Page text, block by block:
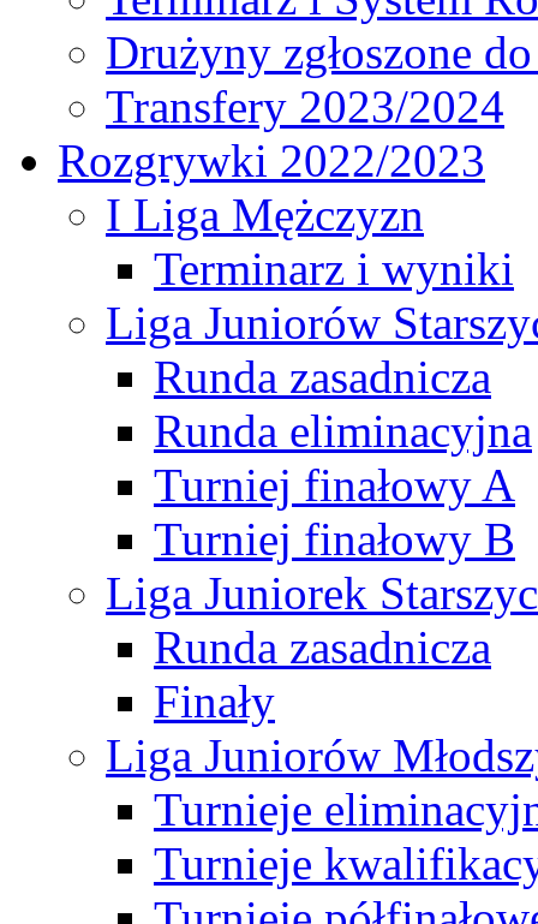
Drużyny zgłoszone
Transfery 2023/2024
Rozgrywki 2022/2023
I Liga Mężczyzn
Terminarz i wyniki
Liga Juniorów
Runda zasadnicza
Runda eliminacyjna
Turniej finałowy A
Turniej finałowy B
Liga Juniorek
Runda zasadnicza
Finały
Liga Juniorów
Turnieje
Turnieje